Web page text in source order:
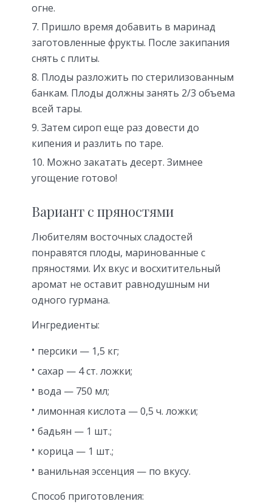
огне.
Пришло время добавить в маринад
заготовленные фрукты. После закипания
снять с плиты.
Плоды разложить по стерилизованным
банкам. Плоды должны занять 2/3 объема
всей тары.
Затем сироп еще раз довести до
кипения и разлить по таре.
Можно закатать десерт. Зимнее
угощение готово!
Вариант с пряностями
Любителям восточных сладостей
понравятся плоды, маринованные с
пряностями. Их вкус и восхитительный
аромат не оставит равнодушным ни
одного гурмана.
Ингредиенты:
персики — 1,5 кг;
сахар — 4 ст. ложки;
вода — 750 мл;
лимонная кислота — 0,5 ч. ложки;
бадьян — 1 шт.;
корица — 1 шт.;
ванильная эссенция — по вкусу.
Способ приготовления: